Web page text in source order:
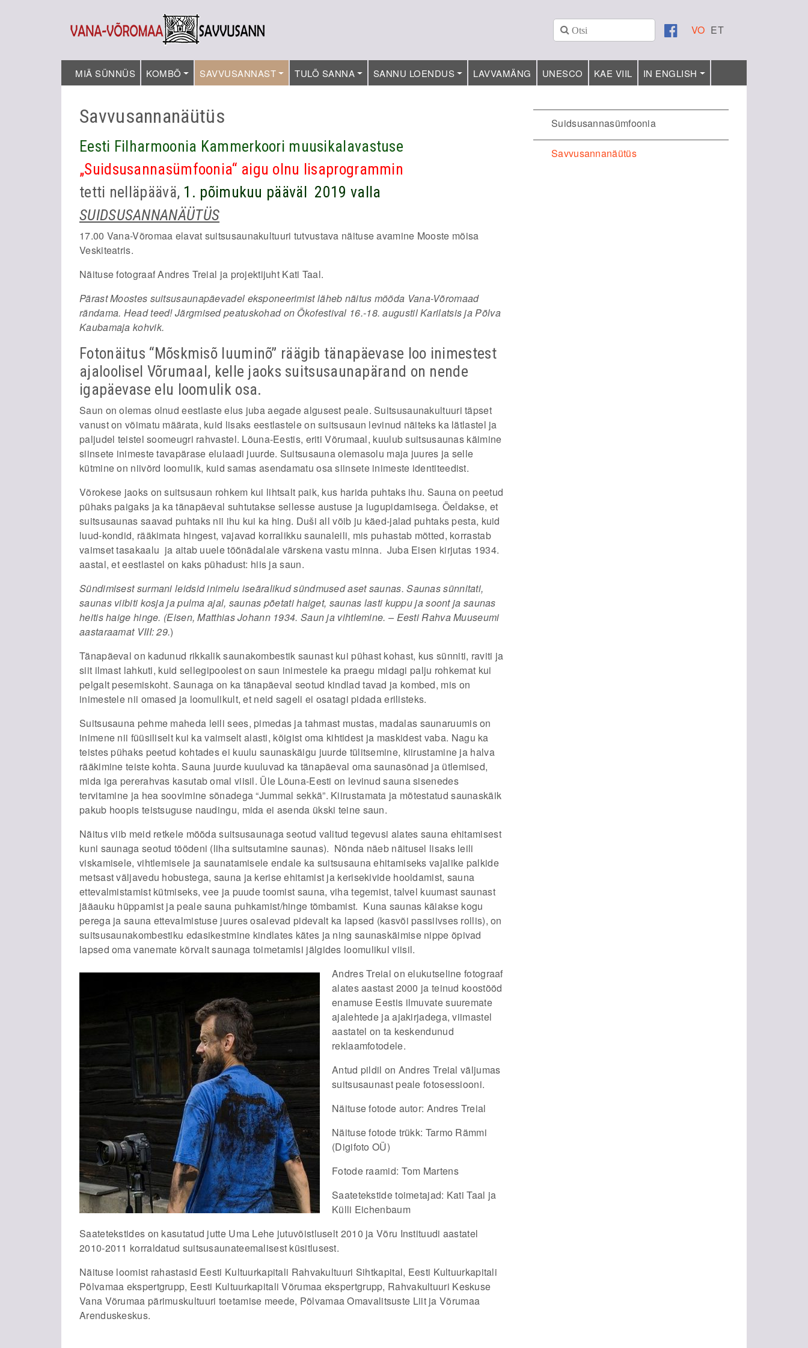
VO ET
MIÄ SÜNNÜS KOMBÕ SAVVUSANNAST TULÕ SANNA SANNU LOENDUS LAVVAMÄNG UNESCO KAE VIIL IN ENGLISH
Savvusannanäütüs
Eesti Filharmoonia Kammerkoori muusikalavastuse
„Suidsusannasümfoonia“ aigu olnu lisaprogrammin
tetti nelläpäävä, 1. põimukuu pääväl 2019 valla
SUIDSUSANNANÄÜTÜS
17.00 Vana-Võromaa elavat suitsusaunakultuuri tutvustava näituse avamine Mooste mõisa
Veskiteatris.
Näituse fotograaf Andres Treial ja projektijuht Kati Taal.
Pärast Moostes suitsusaunapäevadel eksponeerimist läheb näitus mööda Vana-Võromaad
rändama. Head teed! Järgmised peatuskohad on Ökofestival 16.-18. augustil Karilatsis ja Põlva
Kaubamaja kohvik.
Fotonäitus “Mõskmisõ luuminõ” räägib tänapäevase loo inimestest
ajaloolisel Võrumaal, kelle jaoks suitsusaunapärand on nende
igapäevase elu loomulik osa.
Saun on olemas olnud eestlaste elus juba aegade algusest peale. Suitsusaunakultuuri täpset
vanust on võimatu määrata, kuid lisaks eestlastele on suitsusaun levinud näiteks ka lätlastel ja
paljudel teistel soomeugri rahvastel. Lõuna-Eestis, eriti Võrumaal, kuulub suitsusaunas käimine
siinsete inimeste tavapärase elulaadi juurde. Suitsusauna olemasolu maja juures ja selle
kütmine on niivõrd loomulik, kuid samas asendamatu osa siinsete inimeste identiteedist.
Võrokese jaoks on suitsusaun rohkem kui lihtsalt paik, kus harida puhtaks ihu. Sauna on peetud
pühaks paigaks ja ka tänapäeval suhtutakse sellesse austuse ja lugupidamisega. Öeldakse, et
suitsusaunas saavad puhtaks nii ihu kui ka hing. Duši all võib ju käed-jalad puhtaks pesta, kuid
luud-kondid, rääkimata hingest, vajavad korralikku saunaleili, mis puhastab mõtted, korrastab
vaimset tasakaalu ja aitab uuele töönädalale värskena vastu minna. Juba Eisen kirjutas 1934.
aastal, et eestlastel on kaks pühadust: hiis ja saun.
Sündimisest surmani leidsid inimelu iseäralikud sündmused aset saunas. Saunas sünnitati,
saunas viibiti kosja ja pulma ajal, saunas põetati haiget, saunas lasti kuppu ja soont ja saunas
heitis haige hinge. (Eisen, Matthias Johann 1934. Saun ja vihtlemine. – Eesti Rahva Muuseumi
aastaraamat VIII: 29.)
Tänapäeval on kadunud rikkalik saunakombestik saunast kui pühast kohast, kus sünniti, raviti ja
siit ilmast lahkuti, kuid sellegipoolest on saun inimestele ka praegu midagi palju rohkemat kui
pelgalt pesemiskoht. Saunaga on ka tänapäeval seotud kindlad tavad ja kombed, mis on
inimestele nii omased ja loomulikult, et neid sageli ei osatagi pidada erilisteks.
Suitsusauna pehme maheda leili sees, pimedas ja tahmast mustas, madalas saunaruumis on
inimene nii füüsiliselt kui ka vaimselt alasti, kõigist oma kihtidest ja maskidest vaba. Nagu ka
teistes pühaks peetud kohtades ei kuulu saunaskäigu juurde tülitsemine, kiirustamine ja halva
rääkimine teiste kohta. Sauna juurde kuuluvad ka tänapäeval oma saunasõnad ja ütlemised,
mida iga pererahvas kasutab omal viisil. Üle Lõuna-Eesti on levinud sauna sisenedes
tervitamine ja hea soovimine sõnadega “Jummal sekkä”. Kiirustamata ja mõtestatud saunaskäik
pakub hoopis teistsuguse naudingu, mida ei asenda ükski teine saun.
Näitus viib meid retkele mööda suitsusaunaga seotud valitud tegevusi alates sauna ehitamisest
kuni saunaga seotud töödeni (liha suitsutamine saunas). Nõnda näeb näitusel lisaks leili
viskamisele, vihtlemisele ja saunatamisele endale ka suitsusauna ehitamiseks vajalike palkide
metsast väljavedu hobustega, sauna ja kerise ehitamist ja kerisekivide hooldamist, sauna
ettevalmistamist kütmiseks, vee ja puude toomist sauna, viha tegemist, talvel kuumast saunast
jääauku hüppamist ja peale sauna puhkamist/hinge tõmbamist. Kuna saunas käiakse kogu
perega ja sauna ettevalmistuse juures osalevad pidevalt ka lapsed (kasvõi passiivses rollis), on
suitsusaunakombestiku edasikestmine kindlates kätes ja ning saunaskäimise nippe õpivad
lapsed oma vanemate kõrvalt saunaga toimetamisi jälgides loomulikul viisil.
Andres Treial on elukutseline fotograaf
alates aastast 2000 ja teinud koostööd
enamuse Eestis ilmuvate suuremate
ajalehtede ja ajakirjadega, viimastel
aastatel on ta keskendunud
reklaamfotodele.
Antud pildil on Andres Treial väljumas
suitsusaunast peale fotosessiooni.
Näituse fotode autor: Andres Treial
Näituse fotode trükk: Tarmo Rämmi
(Digifoto OÜ)
Fotode raamid: Tom Martens
Saatetekstide toimetajad: Kati Taal ja
Külli Eichenbaum
Saatetekstides on kasutatud jutte Uma Lehe jutuvõistluselt 2010 ja Võru Instituudi aastatel
2010-2011 korraldatud suitsusaunateemalisest küsitlusest.
Näituse loomist rahastasid Eesti Kultuurkapitali Rahvakultuuri Sihtkapital, Eesti Kultuurkapitali
Põlvamaa ekspertgrupp, Eesti Kultuurkapitali Võrumaa ekspertgrupp, Rahvakultuuri Keskuse
Vana Võrumaa pärimuskultuuri toetamise meede, Põlvamaa Omavalitsuste Liit ja Võrumaa
Arenduskeskus.
Suidsusannasümfoonia
Savvusannanäütüs